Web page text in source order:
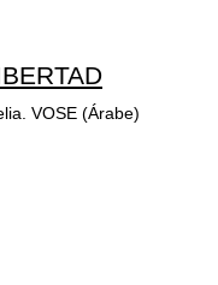
VOSE (Árabe)